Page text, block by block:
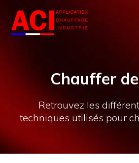
Chauffer
Retrouvez les
techniques utilisés pour